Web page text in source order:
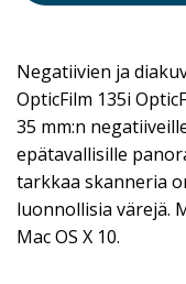
Negatiivien ja
OpticFilm 135i
35 mm:n
epätavallisille
tarkkaa skanneria
luonnollisia värejä.
Mac OS X 10.